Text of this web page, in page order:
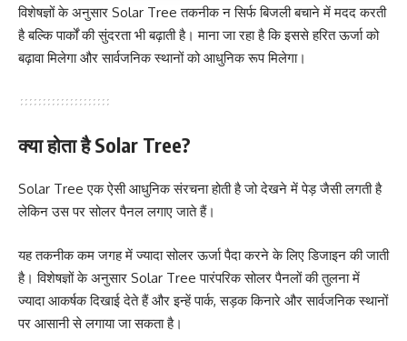
विशेषज्ञों के अनुसार Solar Tree तकनीक न सिर्फ बिजली बचाने में मदद करती
है बल्कि पार्कों की सुंदरता भी बढ़ाती है। माना जा रहा है कि इससे हरित ऊर्जा को
बढ़ावा मिलेगा और सार्वजनिक स्थानों को आधुनिक रूप मिलेगा।
क्या होता है Solar Tree?
Solar Tree एक ऐसी आधुनिक संरचना होती है जो देखने में पेड़ जैसी लगती है
लेकिन उस पर सोलर पैनल लगाए जाते हैं।
यह तकनीक कम जगह में ज्यादा सोलर ऊर्जा पैदा करने के लिए डिजाइन की जाती
है। विशेषज्ञों के अनुसार Solar Tree पारंपरिक सोलर पैनलों की तुलना में
ज्यादा आकर्षक दिखाई देते हैं और इन्हें पार्क, सड़क किनारे और सार्वजनिक स्थानों
पर आसानी से लगाया जा सकता है।